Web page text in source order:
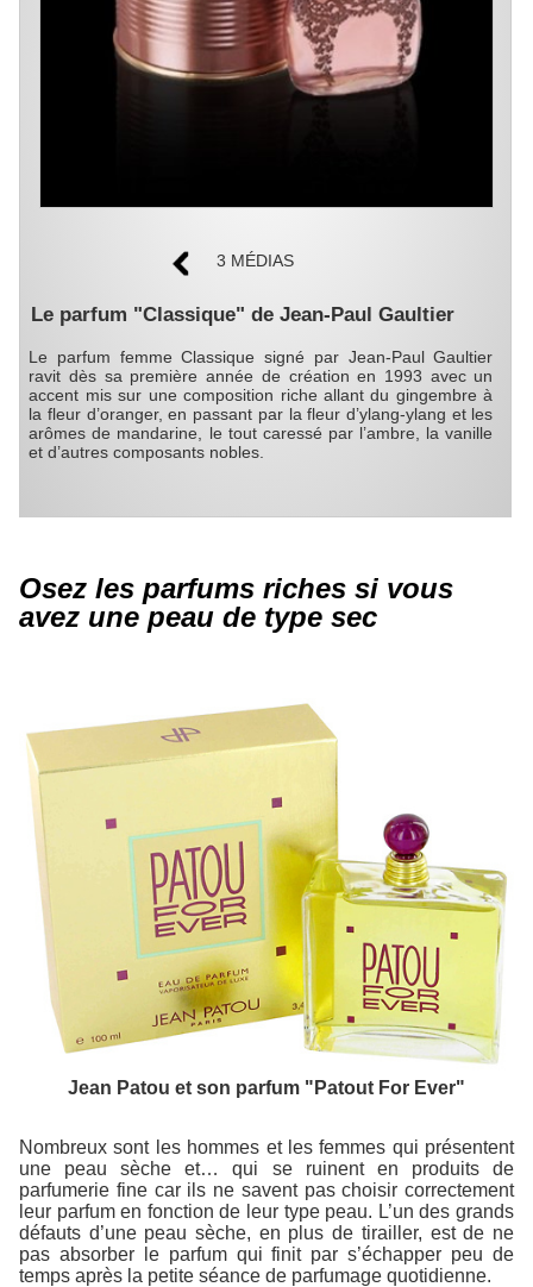
3 MÉDIAS
Le parfum "Classique" de Jean-Paul Gaultier
Le parfum femme Classique signé par Jean-Paul Gaultier
ravit dès sa première année de création en 1993 avec un
accent mis sur une composition riche allant du gingembre à
la fleur d’oranger, en passant par la fleur d’ylang-ylang et les
arômes de mandarine, le tout caressé par l’ambre, la vanille
et d’autres composants nobles.
Osez les parfums riches si vous
avez une peau de type sec
Jean Patou et son parfum "Patout For Ever"
Nombreux sont les hommes et les femmes qui présentent
une peau sèche et… qui se ruinent en produits de
parfumerie fine car ils ne savent pas choisir correctement
leur parfum en fonction de leur type peau. L’un des grands
défauts d’une peau sèche, en plus de tirailler, est de ne
pas absorber le parfum qui finit par s’échapper peu de
temps après la petite séance de parfumage quotidienne.